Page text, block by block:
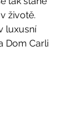
životě.
luxusní
Dom Carli